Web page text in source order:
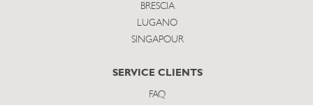
BRESCIA
LUGANO
SINGAPOUR
SERVICE CLIENTS
FAQ